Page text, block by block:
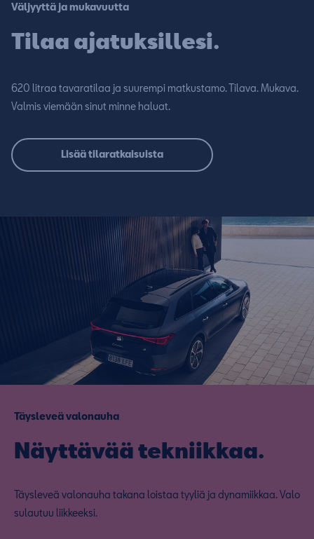
Väljyyttä ja mukavuutta
Tilaa ajatuksillesi.
620 litraa tavaratilaa ja suurempi matkustamo. Tilava. Mukava.
Valmis viemään sinut minne haluat.
Lisää tilaratkaisuista
Täysleveä valonauha
Näyttävää tekniikkaa.
Täysleveä valonauha takana loistaa tyyliä ja dynamiikkaa. Valo
sulautuu liikkeeksi.